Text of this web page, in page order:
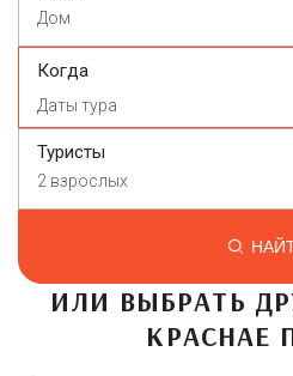
Дом
Когда
Туристы
2 взрослых
ИЛИ ВЫБРАТЬ
КРАСНАЕ